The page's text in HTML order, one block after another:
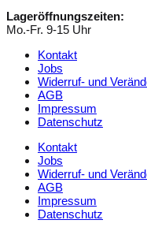
Lageröffnungszeiten:
Mo.-Fr. 9-15 Uhr
Kontakt
Jobs
Widerruf- und
AGB
Impressum
Datenschutz
Kontakt
Jobs
Widerruf- und
AGB
Impressum
Datenschutz